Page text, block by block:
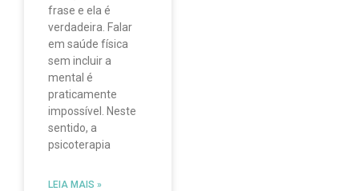
frase e ela é
verdadeira. Falar
em saúde física
sem incluir a
mental é
praticamente
impossível. Neste
sentido, a
psicoterapia
LEIA MAIS »